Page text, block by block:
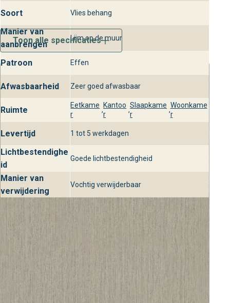
Soort Vlies behang
Manier van
aanbrengen
Lijm op de muur
Patroon Effen
Afwasbaarheid Zeer goed afwasbaar
Ruimte
Eetkame
r
,
Kantoo
r
,
Slaapkame
r
,
Woonkame
r
Levertijd 1 tot 5 werkdagen
Lichtbestendighe
id
Goede lichtbestendigheid
Manier van
verwijdering
Vochtig verwijderbaar
Toon alle specificaties